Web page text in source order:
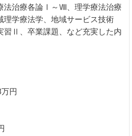
法治療各論Ⅰ～Ⅷ、理学療法治療
理学療法学、地域サービス技術
Ⅱ、卒業課題、など充実した内
円